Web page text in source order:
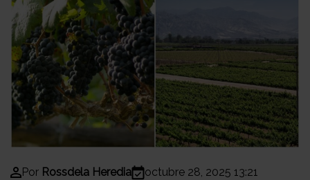
Por Rossdela Heredia octubre 28, 2025 13:21